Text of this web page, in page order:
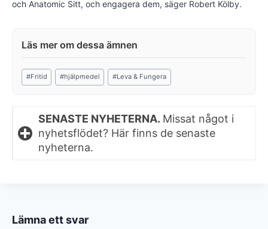
och Anatomic Sitt, och engagera dem, säger Robert Kölby.
Post
Tags:
#Fritid #hjälpmedel #Leva & Fungera
SENASTE NYHETERNA. Missat något i
nyhetsflödet? Här finns de senaste
nyheterna.
Lämna ett svar